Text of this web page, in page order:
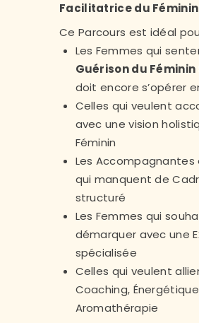
Facilitatrice du Féminin
Ce Parcours est idéal
Les Femmes qui
Guérison du Féminin
doit encore s’opérer
Celles qui veulent
avec une vision
Féminin
Les Accompagnantes
qui manquent de
structuré
Les Femmes qui
démarquer avec une
spécialisée
Celles qui veulent
Coaching,
Aromathérapie